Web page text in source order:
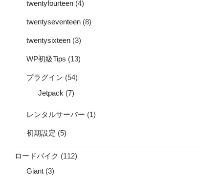
twentyfourteen (4)
twentyseventeen (8)
twentysixteen (3)
WP初級Tips (13)
プラグイン (54)
Jetpack (7)
レンタルサーバー (1)
初期設定 (5)
ロードバイク (112)
Giant (3)